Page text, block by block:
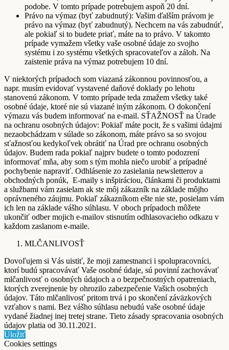
podobe. V tomto prípade potrebujem aspoň 20 dní.
Právo na výmaz (byť zabudnutý): Vašim ďalším právom je
právo na výmaz (byť zabudnutý). Nechcem na vás zabudnúť,
ale pokiaľ si to budete priať, máte na to právo. V takomto
prípade vymažem všetky vaše osobné údaje zo svojho
systému i zo systému všetkých spracovateľov a záloh. Na
zaistenie práva na výmaz potrebujem 10 dní.
V niektorých prípadoch som viazaná zákonnou povinnosťou, a
napr. musím evidovať vystavené daňové doklady po lehotu
stanovenú zákonom. V tomto prípade teda zmažem všetky také
osobné údaje, ktoré nie sú viazané iným zákonom. O dokončení
výmazu vás budem informovať na e-mail. SŤAŽNOSŤ na Úrade
na ochranu osobných údajov: Pokiaľ máte pocit, že s vašimi údajmi
nezaobchádzam v súlade so zákonom, máte právo sa so svojou
sťažnosťou kedykoľvek obrátiť na Úrad pre ochranu osobných
údajov. Budem rada pokiaľ najprv budete o tomto podozrení
informovať mňa, aby som s tým mohla niečo urobiť a prípadné
pochybenie napraviť. Odhlásenie zo zasielania newsletterov a
obchodných ponúk, E-maily s inšpiráciou, článkami či produktami
a službami vám zasielam ak ste môj zákazník na základe môjho
oprávneného záujmu. Pokiaľ zákazníkom ešte nie ste, posielam vám
ich len na základe vášho súhlasu. V oboch prípadoch môžete
ukončiť odber mojich e-mailov stisnutím odhlasovacieho odkazu v
každom zaslanom e-maile.
MLČANLIVOSŤ
Dovoľujem si Vás uistiť, že moji zamestnanci i spolupracovníci,
ktorí budú spracovávať Vaše osobné údaje, sú povinní zachovávať
mlčanlivosť o osobných údajoch a o bezpečnostných opatreniach,
ktorých zverejnenie by ohrozilo zabezpečenie Vašich osobných
údajov. Táto mlčanlivosť pritom trvá i po skončení záväzkových
vzťahov s nami. Bez vášho súhlasu nebudú vaše osobné údaje
vydané žiadnej inej tretej strane. Tieto zásady spracovania osobných
údajov platia od 30.11.2021.
Uložiť
Cookies settings